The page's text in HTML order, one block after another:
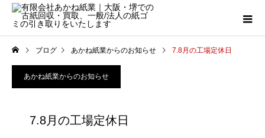
ブログ あかね紙業からのお知らせ 7.8月の工場定休日
あかね紙業からのお知らせ
7.8月の工場定休日